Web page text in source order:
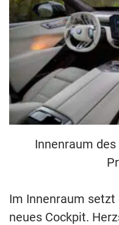
Innenraum des
Im Innenraum
neues Cockpit.